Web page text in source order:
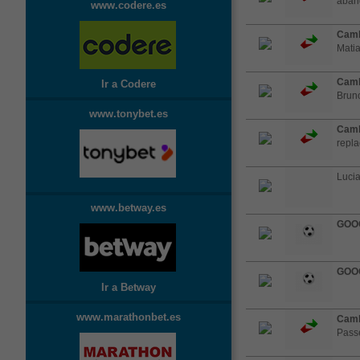
www.codere.es
Ir a Codere
www.tonybet.es
www.betway.es
Ir a Betway
www.marathonbet.es